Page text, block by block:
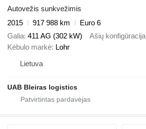
Autovežis sunkvežimis
2015
917 988 km
Euro 6
Galia 411 AG (302 kW) Ašių konfigūracija
Kėbulo markė Lohr
Lietuva
UAB Bleiras logistics